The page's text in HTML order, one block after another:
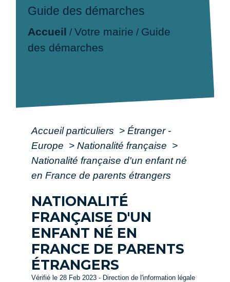
Guide des démarches
Accueil / Votre mairie / Guide
des démarches
Accueil particuliers > Étranger -
Europe > Nationalité française >
Nationalité française d'un enfant né
en France de parents étrangers
NATIONALITÉ
FRANÇAISE D'UN
ENFANT NÉ EN
FRANCE DE PARENTS
ÉTRANGERS
Vérifié le 28 Feb 2023 - Direction de l'information légale